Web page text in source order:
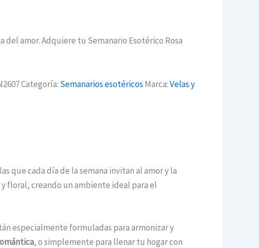
del amor. Adquiere tu Semanario Esotérico Rosa
Categoría: Semanarios esotéricos Marca:Velas y
que cada día de la semana invitan al amor y la
floral, creando un ambiente ideal para el
especialmente formuladas para armonizar y
, o simplemente para llenar tu hogar con